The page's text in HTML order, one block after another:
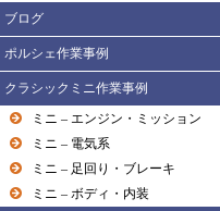
ブログ
ポルシェ作業事例
クラシックミニ作業事例
ミニ – エンジン・ミッション
ミニ – 電気系
ミニ – 足回り・ブレーキ
ミニ – ボディ・内装